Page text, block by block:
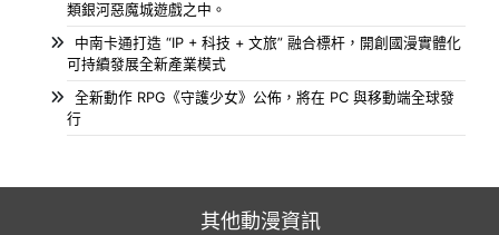
類銀河惡魔城遊戲之中。
中南卡通打造 “IP + 科技 + 文旅” 融合標杆，開創國漫實體化
可持續發展全新產業模式
全新動作 RPG《守護少女》公佈，將在 PC 與移動端全球發
行
其他動漫資訊